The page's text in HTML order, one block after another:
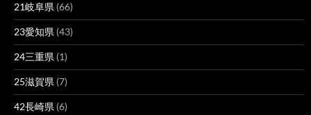
21岐阜県 (66)
23愛知県 (43)
24三重県 (1)
25滋賀県 (7)
42長崎県 (6)